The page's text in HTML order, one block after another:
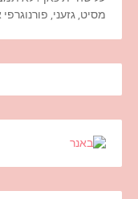
מסיט, גזעני,